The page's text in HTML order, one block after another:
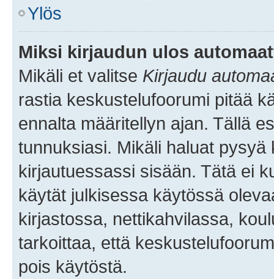
Ylös
Miksi kirjaudun ulos
Mikäli et valitse Kirjaudu
rastia keskustelufoorumi pitää
ennalta määritellyn ajan. Tällä
tunnuksiasi. Mikäli haluat
kirjautuessassi sisään. Tätä ei
käytät julkisessa käytössä
kirjastossa, nettikahvilassa,
tarkoittaa, että
pois käytöstä.